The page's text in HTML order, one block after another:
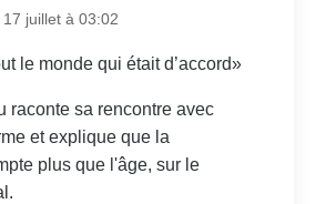
juillet à 03:02
le monde qui était d’accord»
raconte sa rencontre avec
et explique que la
plus que l'âge, sur le